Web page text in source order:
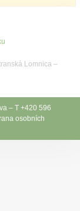
Lomnica–
– T +420 596
osobních